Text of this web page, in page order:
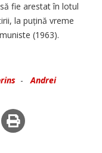
fie arestat în lotul
la puțină vreme
(1963).
-Andrei